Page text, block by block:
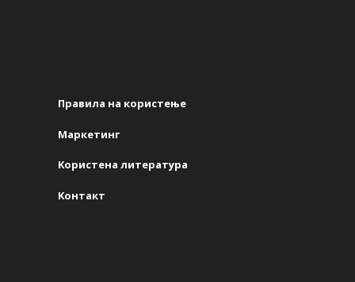
Правила на користење
Маркетинг
Kористена литература
Kонтакт